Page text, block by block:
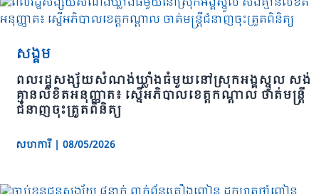
សង្គម
ពលរដ្ឋសង្ស័យសំណង់ឃ្លាំងធំមួយនៅស្រុកអង្គស្នួល សង់
គ្មានលិខិតអនុញ្ញាត៖ ស្នើអភិបាលខេត្តកណ្តាល ចាត់មន្ត្រី
ជំនាញចុះត្រួតពិនិត្យ
សហការី | 08/05/2026